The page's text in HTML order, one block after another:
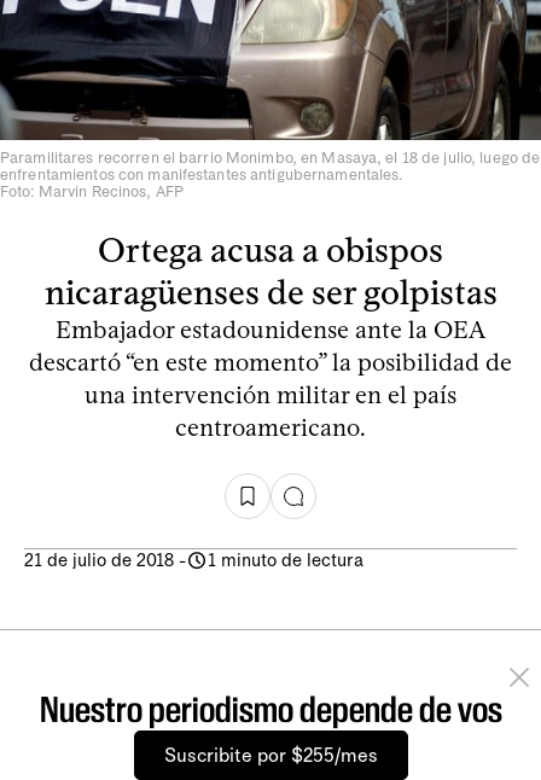
Paramilitares recorren el barrio Monimbo, en Masaya, el 18 de julio, luego de
enfrentamientos con manifestantes antigubernamentales.
Foto: Marvin Recinos, AFP
Ortega acusa a obispos
nicaragüenses de ser golpistas
Embajador estadounidense ante la OEA
descartó “en este momento” la posibilidad de
una intervención militar en el país
centroamericano.
21 de julio de 2018 - 1 minuto de lectura
Nuestro periodismo depende de vos
Suscribite por $255/mes